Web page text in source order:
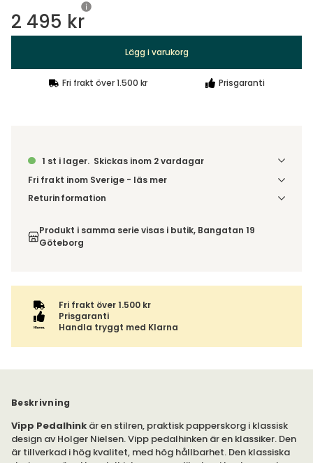
2 495 kr
Lägg i varukorg
Fri frakt över 1.500 kr Prisgaranti
1 st i lager. Skickas inom 2 vardagar
Fri frakt inom Sverige - läs mer
Denna vara skickas till ett ombud. Du väljer själv i kassan
varan ihop med andra produkter skickas hela ordern
tillsammans med samma fraktalternativ.
Returinformation
order, enligt distansavtalslagen.
Produkt i samma serie visas i butik, Bangatan 19
Göteborg
Fri frakt över 1.500 kr
Prisgaranti
Handla tryggt med Klarna
Beskrivning
Vipp Pedalhink är en stilren, praktisk papperskorg i klassisk
design av Holger Nielsen. Vipp pedalhinken är en klassiker. Den
är tillverkad i hög kvalitet, med hög hållbarhet. Den klassiska